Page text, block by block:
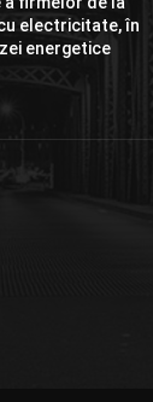
electricitate, în
energetice